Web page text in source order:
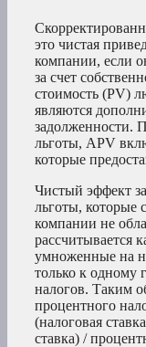
это чистая
компании, если
за счет
стоимость (PV)
являются
задолженности.
льготы, APV
которые
Чистый эффект
льготы, которые
компании не
рассчитывается
умноженные на
только к одному
налогов. Таким
процентного
(налоговая
ставка) /